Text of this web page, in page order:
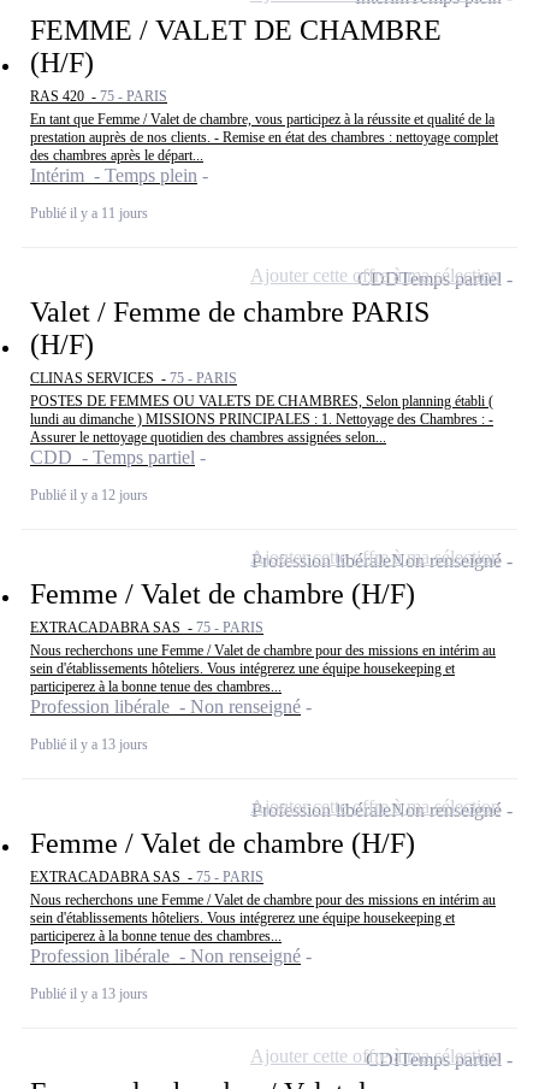
FEMME / VALET DE CHAMBRE
(H/F)
RAS 420 - 75 - PARIS
En tant que Femme / Valet de chambre, vous participez à la réussite et qualité de la
prestation auprès de nos clients. - Remise en état des chambres : nettoyage complet
des chambres après le départ...
Intérim - Temps plein
Publié il y a 11 jours
Valet / Femme de chambre PARIS
(H/F)
CLINAS SERVICES - 75 - PARIS
POSTES DE FEMMES OU VALETS DE CHAMBRES, Selon planning établi (
lundi au dimanche ) MISSIONS PRINCIPALES : 1. Nettoyage des Chambres : -
Assurer le nettoyage quotidien des chambres assignées selon...
CDD - Temps partiel
Publié il y a 12 jours
CDDTemps partiel
Ajouter cette offre à ma sélection
Femme / Valet de chambre (H/F)
EXTRACADABRA SAS - 75 - PARIS
Nous recherchons une Femme / Valet de chambre pour des missions en intérim au
sein d'établissements hôteliers. Vous intégrerez une équipe housekeeping et
participerez à la bonne tenue des chambres...
Profession libérale - Non renseigné
Publié il y a 13 jours
Profession libéraleNon renseigné
Ajouter cette offre à ma sélection
Femme / Valet de chambre (H/F)
EXTRACADABRA SAS - 75 - PARIS
Nous recherchons une Femme / Valet de chambre pour des missions en intérim au
sein d'établissements hôteliers. Vous intégrerez une équipe housekeeping et
participerez à la bonne tenue des chambres...
Profession libérale - Non renseigné
Publié il y a 13 jours
Profession libéraleNon renseigné
Ajouter cette offre à ma sélection
CDITemps partiel
Ajouter cette offre à ma sélection